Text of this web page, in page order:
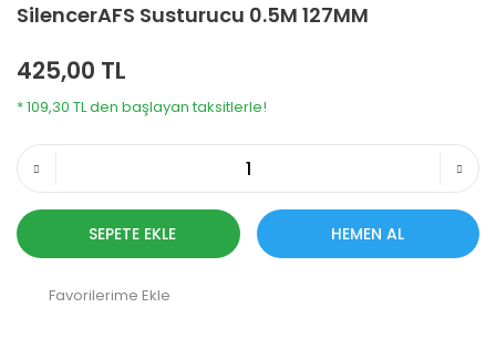
SilencerAFS Susturucu 0.5M 127MM
425,00 TL
* 109,30 TL den başlayan taksitlerle!
SEPETE EKLE HEMEN AL